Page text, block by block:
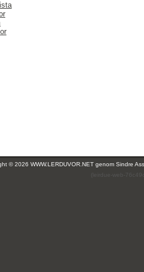
© 2026 WWW.LERDUVOR.NET genom Sindre
(leirdue-web-